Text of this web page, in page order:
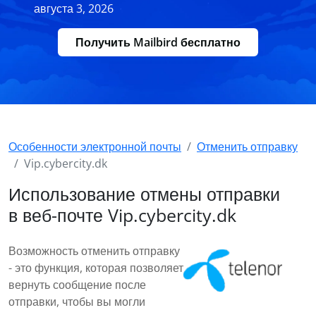
августа 3, 2026
Получить Mailbird бесплатно
Особенности электронной почты
Отменить отправку
Vip.cybercity.dk
Использование отмены отправки
в веб-почте Vip.cybercity.dk
Возможность отменить отправку
- это функция, которая позволяет
вернуть сообщение после
отправки, чтобы вы могли